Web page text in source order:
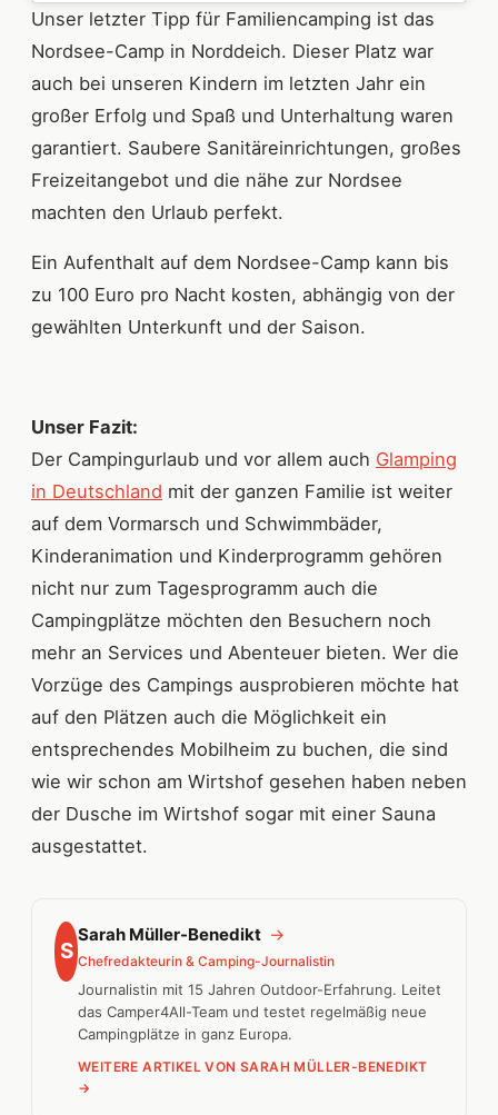
Unser letzter Tipp für Familiencamping ist das
Nordsee-Camp in Norddeich. Dieser Platz war
auch bei unseren Kindern im letzten Jahr ein
großer Erfolg und Spaß und Unterhaltung waren
garantiert. Saubere Sanitäreinrichtungen, großes
Freizeitangebot und die nähe zur Nordsee
machten den Urlaub perfekt.
Ein Aufenthalt auf dem Nordsee-Camp kann bis
zu 100 Euro pro Nacht kosten, abhängig von der
gewählten Unterkunft und der Saison.
Unser Fazit:
Der Campingurlaub und vor allem auch Glamping
in Deutschland mit der ganzen Familie ist weiter
auf dem Vormarsch und Schwimmbäder,
Kinderanimation und Kinderprogramm gehören
nicht nur zum Tagesprogramm auch die
Campingplätze möchten den Besuchern noch
mehr an Services und Abenteuer bieten. Wer die
Vorzüge des Campings ausprobieren möchte hat
auf den Plätzen auch die Möglichkeit ein
entsprechendes Mobilheim zu buchen, die sind
wie wir schon am Wirtshof gesehen haben neben
der Dusche im Wirtshof sogar mit einer Sauna
ausgestattet.
S
Sarah Müller-Benedikt →
Chefredakteurin & Camping-Journalistin
Journalistin mit 15 Jahren Outdoor-Erfahrung. Leitet
das Camper4All-Team und testet regelmäßig neue
Campingplätze in ganz Europa.
WEITERE ARTIKEL VON SARAH MÜLLER-BENEDIKT
→